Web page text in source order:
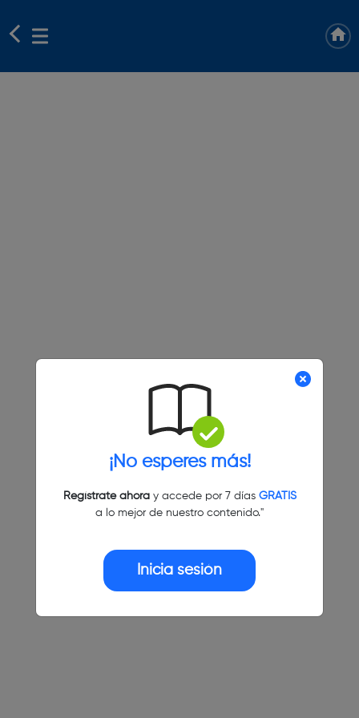
¡No esperes más!
Regístrate ahoray accede por 7 días GRATIS
a lo mejor de nuestro contenido."
Inicia sesión